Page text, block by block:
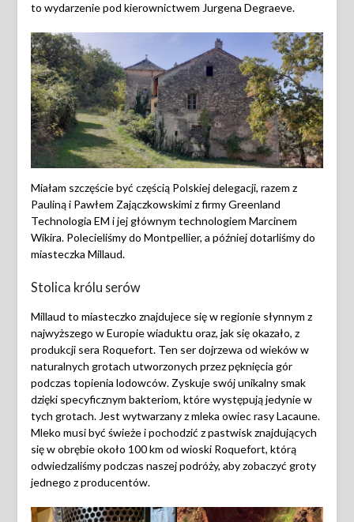
to wydarzenie pod kierownictwem Jurgena Degraeve.
Miałam szczęście być częścią Polskiej delegacji, razem z
Pauliną i Pawłem Zajączkowskimi z firmy Greenland
Technologia EM i jej głównym technologiem Marcinem
Wikira. Polecieliśmy do Montpellier, a później dotarliśmy do
miasteczka Millaud.
Stolica królu serów
Millaud to miasteczko znajdujece się w regionie słynnym z
najwyższego w Europie wiaduktu oraz, jak się okazało, z
produkcji sera Roquefort. Ten ser dojrzewa od wieków w
naturalnych grotach utworzonych przez pęknięcia gór
podczas topienia lodowców. Zyskuje swój unikalny smak
dzięki specyficznym bakteriom, które występują jedynie w
tych grotach. Jest wytwarzany z mleka owiec rasy Lacaune.
Mleko musi być świeże i pochodzić z pastwisk znajdujących
się w obrębie około 100 km od wioski Roquefort, którą
odwiedzaliśmy podczas naszej podróży, aby zobaczyć groty
jednego z producentów.